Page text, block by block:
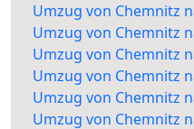
Umzug von Chemnitz
Umzug von Chemnitz
Umzug von Chemnitz
Umzug von Chemnitz
Umzug von Chemnitz
Umzug von Chemnitz